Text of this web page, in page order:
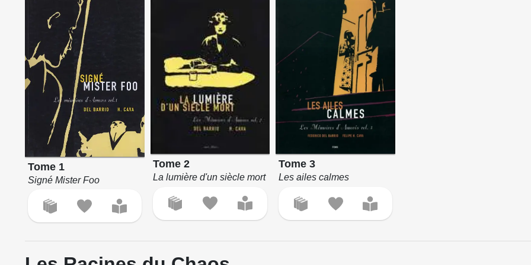
Tome 1
Signé Mister Foo
Tome 2
La lumière d'un siècle mort
Tome 3
Les ailes calmes